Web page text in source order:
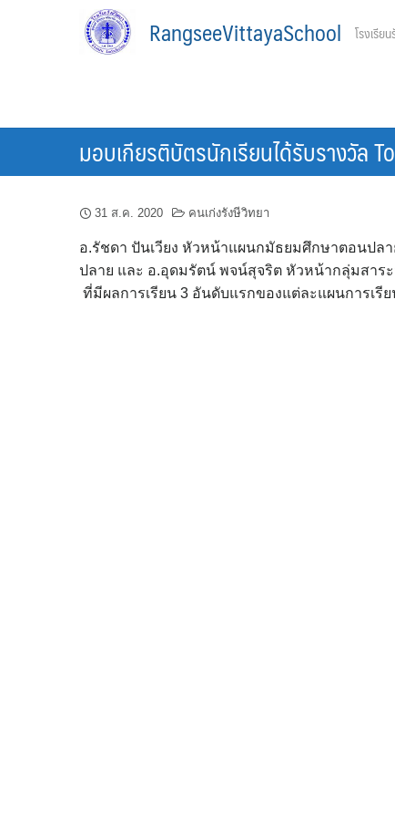
RangseeVittayaSchool โรงเรีย
มอบเกียรติบัตรนักเรียนได้รับรางวัล
31 ส.ค. 2020 คนเก่งรังษีวิทยา
อ.รัชดา ปันเวียง หัวหน้าแผนกมัธยมศึกษาตอนป
ปลาย และ อ.อุดมรัตน์ พจน์สุจริต หัวหน้ากลุ่มสาร
ที่มีผลการเรียน 3 อันดับแรกของแต่ละแผนการเรี